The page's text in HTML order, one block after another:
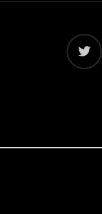
twitter